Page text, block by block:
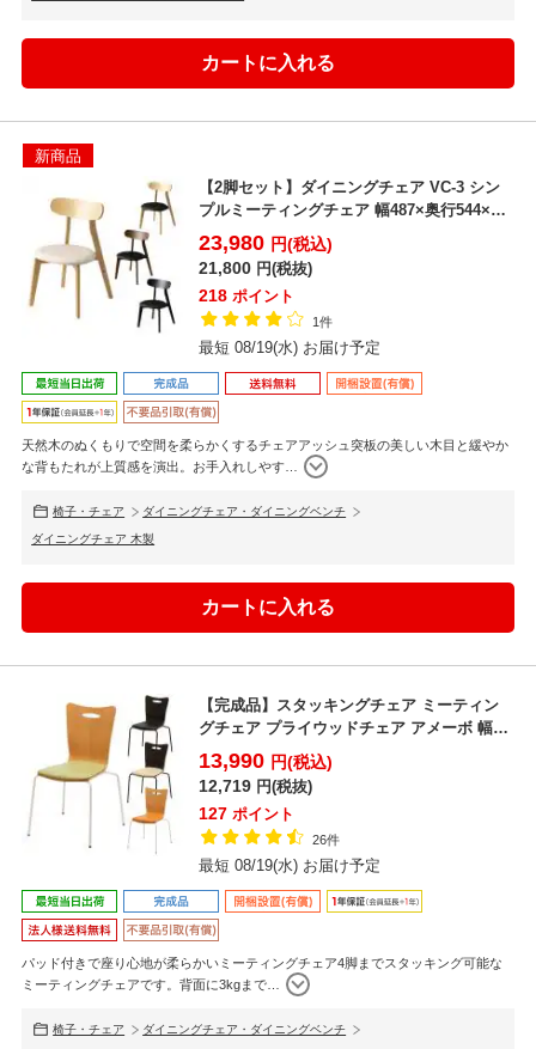
新商品
【2脚セット】ダイニングチェア VC-3 シン
プルミーティングチェア 幅487×奥行544×座
面高さ...
23,980 円(税込)
21,800 円(税抜)
218 ポイント
1件
最短 08/19(水) お届け予定
天然木のぬくもりで空間を柔らかくするチェアアッシュ突板の美しい木目と緩やか
な背もたれが上質感を演出。お手入れしやす…
椅子・チェア ダイニングチェア・ダイニングベンチ
ダイニングチェア 木製
【完成品】スタッキングチェア ミーティン
グチェア プライウッドチェア アメーボ 幅
530×奥行500...
13,990 円(税込)
12,719 円(税抜)
127 ポイント
26件
最短 08/19(水) お届け予定
パッド付きで座り心地が柔らかいミーティングチェア4脚までスタッキング可能な
ミーティングチェアです。背面に3kgまで…
椅子・チェア ダイニングチェア・ダイニングベンチ